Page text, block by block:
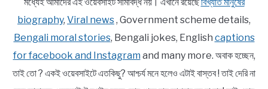
biography, Viral news, Government scheme details,
Bengali moral stories, Bengali jokes, English captions
for facebook and Instagram and many more. অবাক হচ্ছেন,
তাই তো ? একই ওয়েবসাইটে এতকিছু? আশ্চর্য মনে হলেও এটাই বাস্তব ! তাই দেরি না